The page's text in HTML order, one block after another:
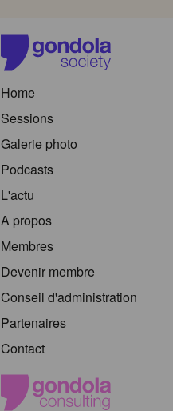
Home
Sessions
Galerie photo
Podcasts
L'actu
A propos
Membres
Devenir membre
Conseil d'administration
Partenaires
Contact